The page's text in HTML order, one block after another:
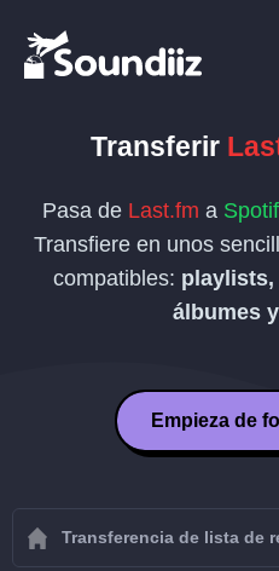
Transferir
Pasa de Last.fm a
Transfiere en unos
compatibles: playlists,
álbumes
Empieza de
Transferencia de lista de